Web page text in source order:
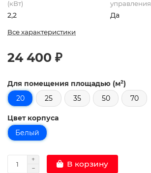
(кВт)
2,2
управления
Да
Все характеристики
24 400 ₽
Для помещения площадью (м²)
20
25 35 50 70
Цвет корпуса
Белый
В корзину